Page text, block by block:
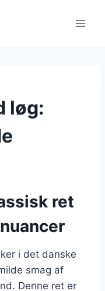
løg:
ret
i det danske
smag af
Denne ret er